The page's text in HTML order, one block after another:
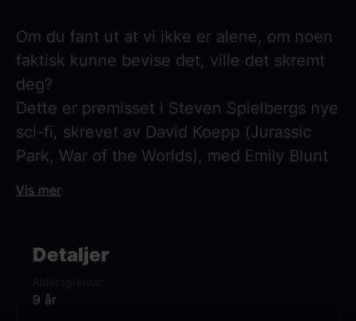
Detaljer
9 år
Om du fant ut at vi ikke er alene, om noen
faktisk kunne bevise det, ville det skremt
deg?
Dette er premisset i Steven Spielbergs nye
sci-fi, skrevet av David Koepp (Jurassic
Park, War of the Worlds), med Emily Blunt
Vis mer